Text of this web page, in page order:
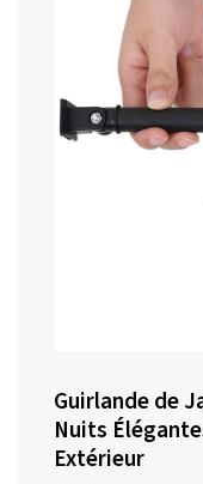
Guirlande de
Nuits
Extérieur